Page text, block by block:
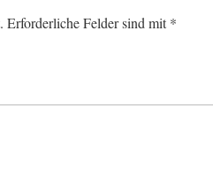
Erforderliche Felder sind mit*